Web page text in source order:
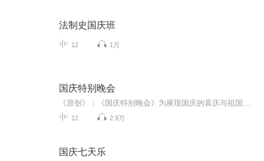
法制史国庆班
12 1万
国庆特别晚会
12 2.9万
国庆七天乐